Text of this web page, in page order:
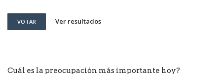
VOTAR Ver resultados
Cuál es la preocupación más importante hoy?